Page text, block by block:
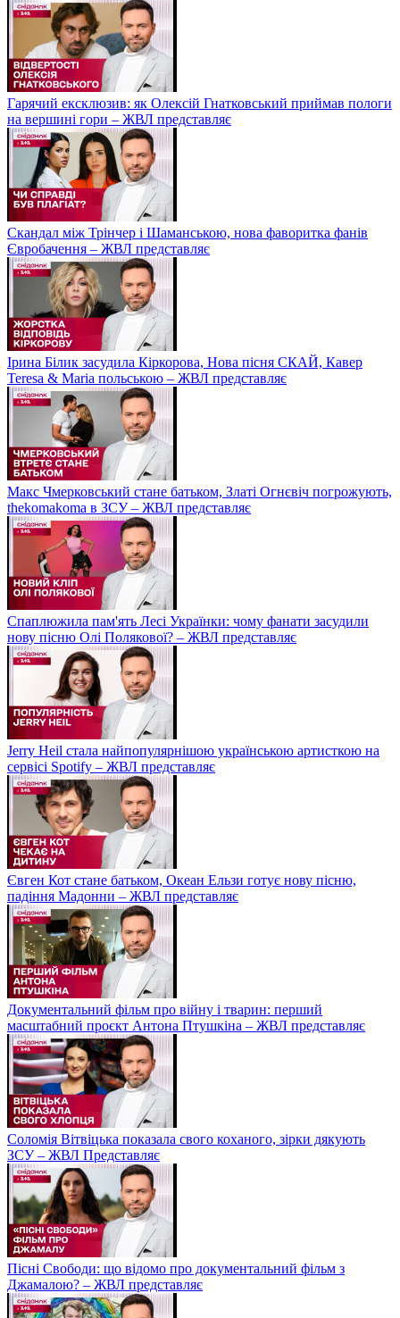
Гарячий ексклюзив: як Олексій Гнатковський приймав пологи
на вершині гори – ЖВЛ представляє
Скандал між Трінчер і Шаманською, нова фаворитка фанів
Євробачення – ЖВЛ представляє
Ірина Білик засудила Кіркорова, Нова пісня СКАЙ, Кавер
Teresa & Maria польською – ЖВЛ представляє
Макс Чмерковський стане батьком, Златі Огнєвіч погрожують,
thekomakoma в ЗСУ – ЖВЛ представляє
Спаплюжила пам'ять Лесі Українки: чому фанати засудили
нову пісню Олі Полякової? – ЖВЛ представляє
Jerry Heil стала найпопулярнішою українською артисткою на
сервісі Spotify – ЖВЛ представляє
Євген Кот стане батьком, Океан Ельзи готує нову пісню,
падіння Мадонни – ЖВЛ представляє
Документальний фільм про війну і тварин: перший
масштабний проєкт Антона Птушкіна – ЖВЛ представляє
Соломія Вітвіцька показала свого коханого, зірки дякують
ЗСУ – ЖВЛ Представляє
Пісні Свободи: що відомо про документальний фільм з
Джамалою? – ЖВЛ представляє